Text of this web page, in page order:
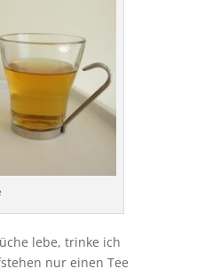
lebe, trinke ich
nur einen Tee